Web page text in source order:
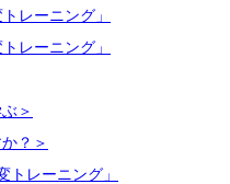
レーニング」
レーニング」
＞
？＞
トレーニング」